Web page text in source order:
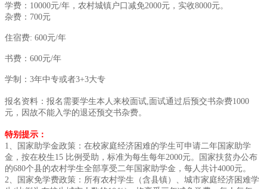
学费：10000元/年，农村城镇户口减免2000元，实收8000元。
杂费：700元
住宿费: 600元/年
书费：600元/年
学制：3年中专或者3+3大专
报名资料：报名需要学生本人来校面试,面试通过后预交书杂费1000
元，因故不能入学的退还预交书杂费。
特别提示：
1、国家助学金政策：在校家庭经济困难的学生可申请二年国家助学
金，按在校生15 比例受助，标准为每生每年2000元。国家扶贫办公布
的680个县的农村学生全部享受二年国家助学金，每人共计4000元。
2、国家免学费政策：所有农村学生（含县镇）、城市家庭经济困难学